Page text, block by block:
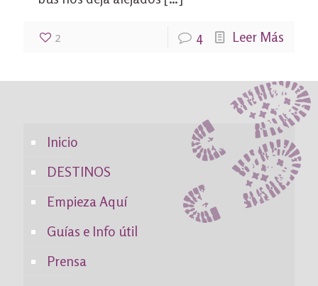
2 4 Leer Más
Inicio
DESTINOS
Empieza Aquí
Guías e Info útil
Prensa